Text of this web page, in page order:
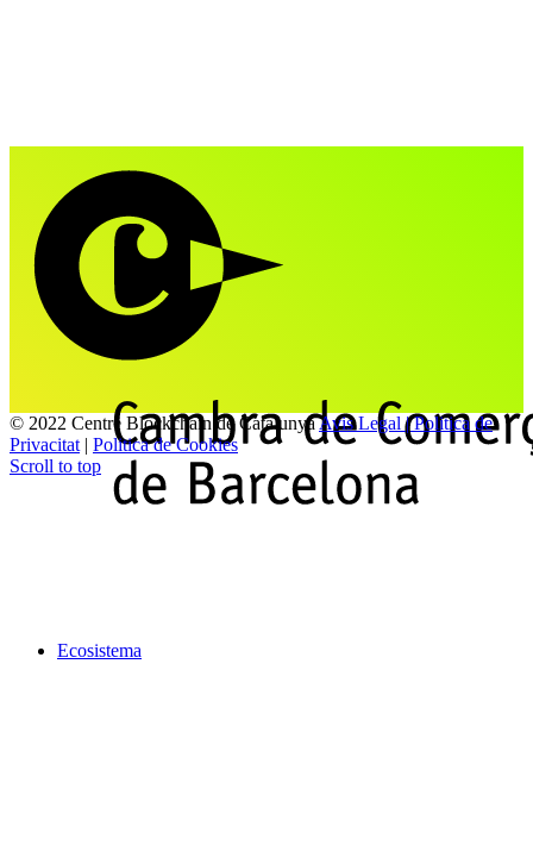
Ecosistema
© 2022 Centre Blockchain de CatalunyaAvis Legal | Politica de
Privacitat| Politica de Cookies
Scroll to top